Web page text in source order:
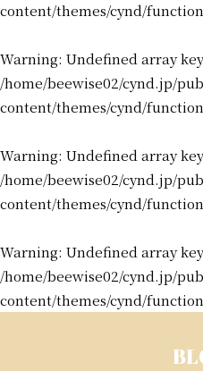
content/themes/cynd/
Warning: Undefined array
/home/beewise02/cynd.jp/
content/themes/cynd/
Warning: Undefined array
/home/beewise02/cynd.jp/
content/themes/cynd/
Warning: Undefined array
/home/beewise02/cynd.jp/
content/themes/cynd/